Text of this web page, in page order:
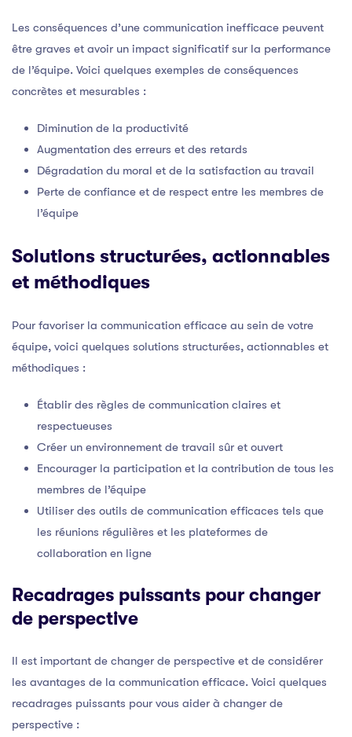
Les conséquences d’une communication inefficace peuvent
être graves et avoir un impact significatif sur la performance
de l’équipe. Voici quelques exemples de conséquences
concrètes et mesurables :
Diminution de la productivité
Augmentation des erreurs et des retards
Dégradation du moral et de la satisfaction au travail
Perte de confiance et de respect entre les membres de
l’équipe
Solutions structurées, actionnables
et méthodiques
Pour favoriser la communication efficace au sein de votre
équipe, voici quelques solutions structurées, actionnables et
méthodiques :
Établir des règles de communication claires et
respectueuses
Créer un environnement de travail sûr et ouvert
Encourager la participation et la contribution de tous les
membres de l’équipe
Utiliser des outils de communication efficaces tels que
les réunions régulières et les plateformes de
collaboration en ligne
Recadrages puissants pour changer
de perspective
Il est important de changer de perspective et de considérer
les avantages de la communication efficace. Voici quelques
recadrages puissants pour vous aider à changer de
perspective :